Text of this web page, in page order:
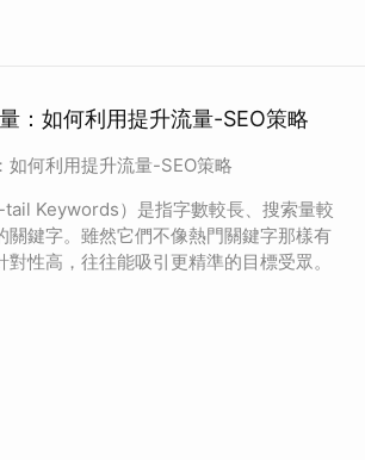
：如何利用提升流量-SEO策略
如何利用提升流量-SEO策略
Keywords）是指字數較長、搜索量較
關鍵字。雖然它們不像熱門關鍵字那樣有
性高，往往能吸引更精準的目標受眾。